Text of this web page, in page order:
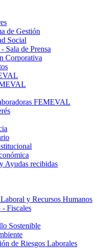
de Gestión
Social
Sala de Prensa
Corporativa
FEMEVAL
Ayudas recibidas
y Recursos Humanos
Fiscales
Sostenible
de Riesgos Laborales